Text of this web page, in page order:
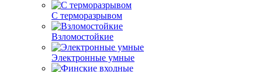
С терморазрывом
Взломостойкие
Электронные умные